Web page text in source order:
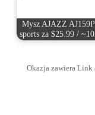
Mysz AJAZZ
sports za $25.99 /
Okazja zawiera Link